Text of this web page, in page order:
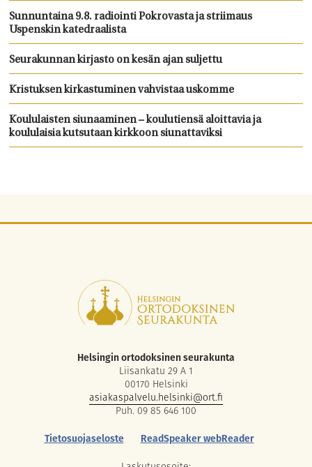
Sunnuntaina 9.8. radiointi Pokrovasta ja striimaus
Uspenskin katedraalista
Seurakunnan kirjasto on kesän ajan suljettu
Kristuksen kirkastuminen vahvistaa uskomme
Koululaisten siunaaminen – koulutiensä aloittavia ja
koululaisia kutsutaan kirkkoon siunattaviksi
Helsingin ortodoksinen seurakunta
Liisankatu 29 A 1
00170 Helsinki
asiakaspalvelu.helsinki@ort.fi
Puh. 09 85 646 100
Tietosuojaseloste
ReadSpeaker webReader